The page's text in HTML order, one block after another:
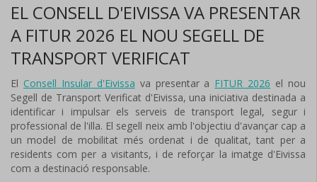
EL CONSELL D'EIVISSA VA PRESENTAR
A FITUR 2026 EL NOU SEGELL DE
TRANSPORT VERIFICAT
El Consell Insular d'Eivissa va presentar a FITUR 2026 el nou
Segell de Transport Verificat d'Eivissa, una iniciativa destinada a
identificar i impulsar els serveis de transport legal, segur i
professional de l'illa. El segell neix amb l'objectiu d'avançar cap a
un model de mobilitat més ordenat i de qualitat, tant per a
residents com per a visitants, i de reforçar la imatge d'Eivissa
com a destinació responsable.